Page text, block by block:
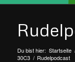
Du bist hier: Startseite
30C3 / Rudelpodcast